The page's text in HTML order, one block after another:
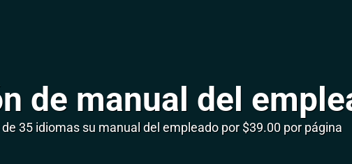
de manual del
35 idiomas su manual del empleado por $39.00 por página